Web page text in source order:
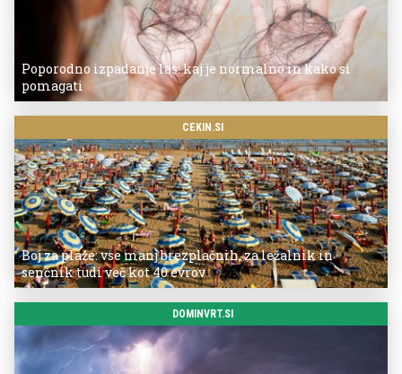
Poporodno izpadanje las: kaj je normalno in kako si
pomagati
CEKIN.SI
Boj za plaže: vse manj brezplačnih, za ležalnik in
senčnik tudi več kot 40 evrov
DOMINVRT.SI